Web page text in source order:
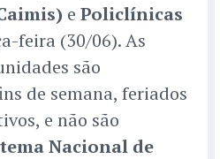
e Policlínicas
feira (30/06). As
são
de semana, feriados
e não são
Nacional de